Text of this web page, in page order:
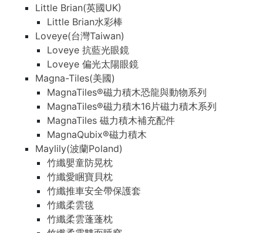
Little Brian(英國UK)
Little Brian水彩棒
Loveye(台灣Taiwan)
Loveye 抗藍光眼鏡
Loveye 偏光太陽眼鏡
Magna-Tiles(美國)
MagnaTiles®磁力積木恐龍與動物系列
MagnaTiles®磁力積木16片磁力積木系列
MagnaTiles 磁力積木補充配件
MagnaQubix®磁力積木
Maylily(波蘭Poland)
竹纖嬰童防晃枕
竹纖愛睏寶貝枕
竹纖推車安全帶保護套
竹纖柔雲毯
竹纖柔雲蓬蓬枕